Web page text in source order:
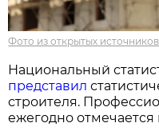
Фото из открытых источников
Национальный
представил
строителя.
ежегодно отмечается